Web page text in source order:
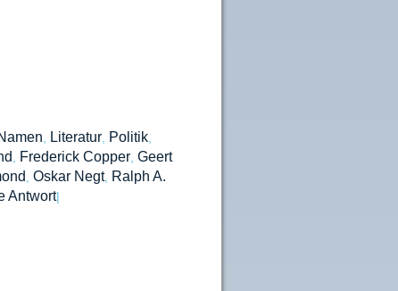
Literatur, Politik,
Frederick Copper, Geert
Oskar Negt, Ralph A.
Antwort|